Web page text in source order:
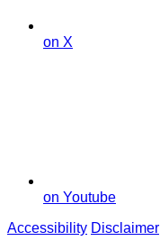
on X
on Youtube
Accessibility Disclaimer